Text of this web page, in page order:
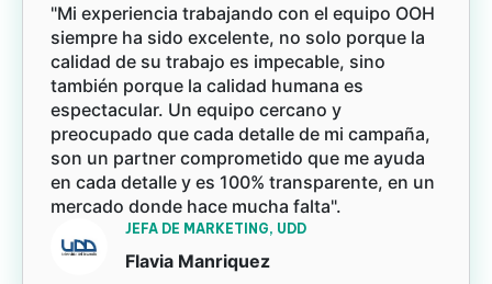
"Mi experiencia trabajando con el equipo OOH
siempre ha sido excelente, no solo porque la
calidad de su trabajo es impecable, sino
también porque la calidad humana es
espectacular. Un equipo cercano y
preocupado que cada detalle de mi campaña,
son un partner comprometido que me ayuda
en cada detalle y es 100% transparente, en un
mercado donde hace mucha falta".
JEFA DE MARKETING, UDD
Flavia Manriquez